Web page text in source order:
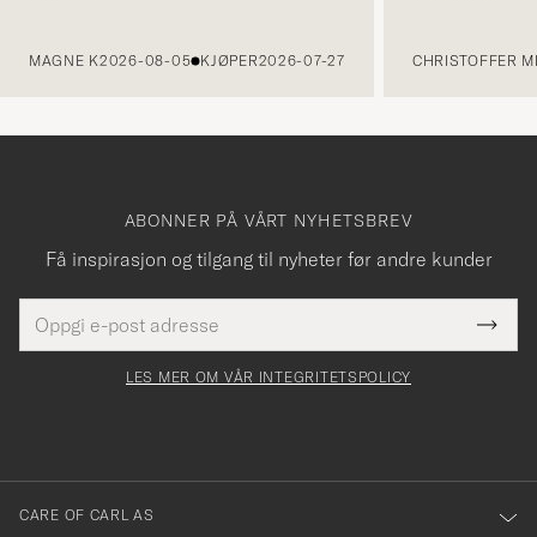
MAGNE K2026-08-05 KJØPER2026-07-27 CHRISTOFFER
ABONNER PÅ VÅRT NYHETSBREV
Få inspirasjon og tilgang til nyheter før andre kunder
postadresse
felt
Tack
för
dig
till
LES MER OM VÅR INTEGRITETSPOLICY
CARE OF CARL AS